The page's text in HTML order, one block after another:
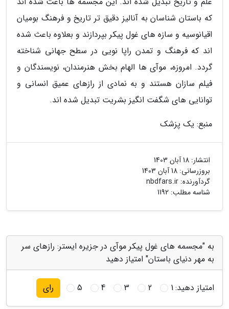
که باستان شناسان به آنالیز دقیق تر تاریخ و فرهنگ بومیان
اقیانوسیه و سازه های غول پیکر بپردازند و بعلاوه باعث شده
اند که فرهنگ و تمدن راپا نویی در سطح جهانی شناخته
گردد. امروزه، موآی ها الهام بخش هنرمندان، نویسندگان و
فیلم سازان هستند و به نمادی از رازهای عمیق انسانی و
توانایی های شگفت انگیز بشریت تبدیل شده اند.
منبع: یک پزشک
انتشار: 18 آبان 1403
بروزرسانی: 18 آبان 1403
گردآورنده: nbdfars.ir
شناسه مطلب: 1192
به "مجسمه های غول پیکر موآی در جزیره ایستر: رازهای سر
به مهر دنیای باستان" امتیاز دهید
امتیاز دهید:1
2
3
4
5 رای